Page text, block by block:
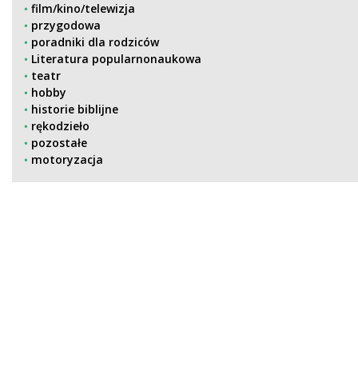
film/kino/telewizja
przygodowa
poradniki dla rodziców
Literatura popularnonaukowa
teatr
hobby
historie biblijne
rękodzieło
pozostałe
motoryzacja